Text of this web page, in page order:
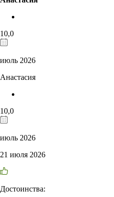
10,0
июль 2026
Анастасия
10,0
июль 2026
21 июля 2026
Достоинства: